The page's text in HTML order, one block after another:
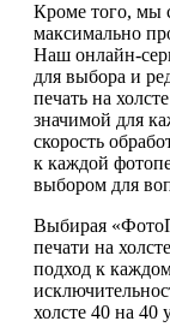
Кроме того, мы
максимально
Наш онлайн-
для выбора и
печать на
значимой для
скорость
к каждой
выбором для
Выбирая
печати на
подход к
холсте 40 на 40